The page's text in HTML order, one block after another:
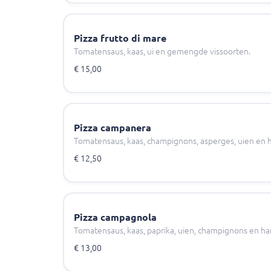
Pizza frutto di mare
Tomatensaus, kaas, ui en gemengde vissoorten.
€ 15,00
Pizza campanera
Tomatensaus, kaas, champignons, asperges, uien en
€ 12,50
Pizza campagnola
Tomatensaus, kaas, paprika, uien, champignons en
€ 13,00